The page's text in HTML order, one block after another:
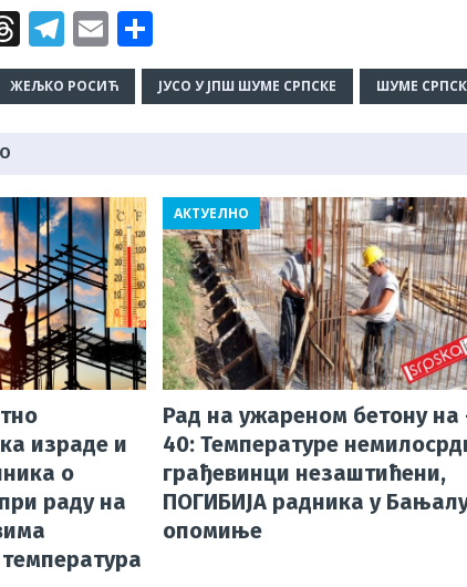
T
h
r
d
s
T
el
e
m
E
m
ai
S
h
ar
ЖЕЉКО РОСИЋ ЈУСО У ЈПШ ШУМЕ СРПСКЕ ШУМЕ
израде и
о
раду на
Рад на ужареном бетону на
40: Температуре
грађевинци незаштићени,
ПОГИБИЈА радника у
опомиње
АКТУЕЛНО